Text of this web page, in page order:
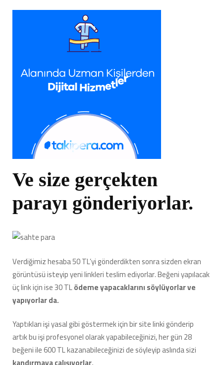
Ve size gerçekten
parayı gönderiyorlar.
Verdiğimiz hesaba 50 TL’yi gönderdikten sonra sizden ekran
görüntüsü isteyip yeni linkleri teslim ediyorlar. Beğeni yapılacak
üç link için ise 30 TLödeme yapacaklarını söylüyorlar ve
yapıyorlar da.
Yaptıkları işi yasal gibi göstermek için bir site linki gönderip
artık bu işi profesyonel olarak yapabileceğinizi, her gün 28
beğeni ile 600 TL kazanabileceğinizi de söyleyip aslında sizi